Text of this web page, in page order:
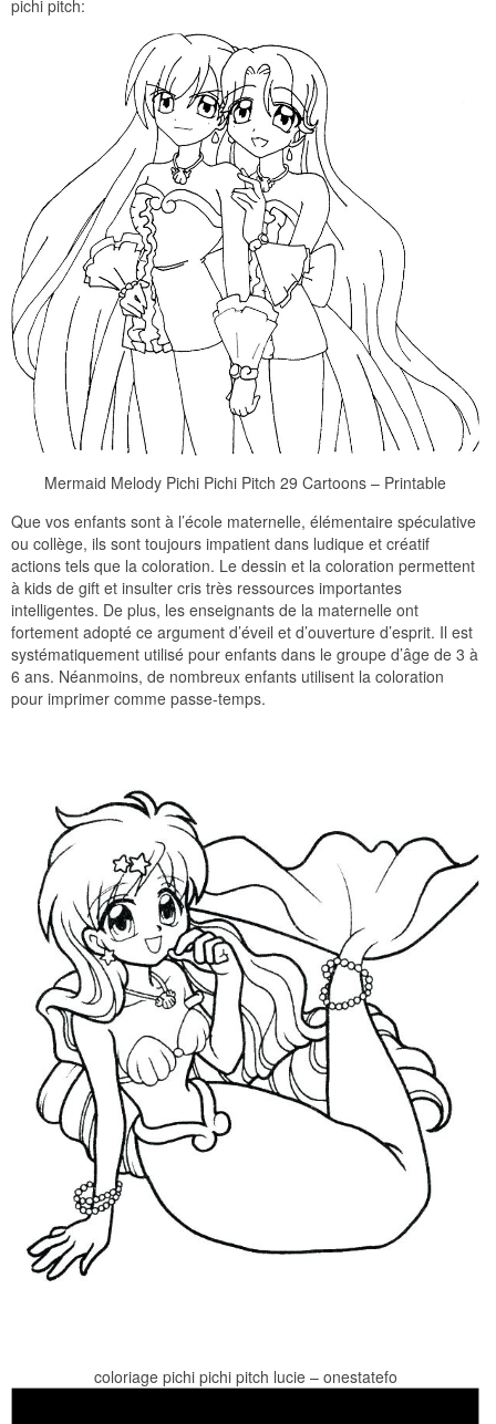
pichi pitch:
Mermaid Melody Pichi Pichi Pitch 29 Cartoons – Printable
Que vos enfants sont à l’école maternelle, élémentaire spéculative
ou collège, ils sont toujours impatient dans ludique et créatif
actions tels que la coloration. Le dessin et la coloration permettent
à kids de gift et insulter cris très ressources importantes
intelligentes. De plus, les enseignants de la maternelle ont
fortement adopté ce argument d’éveil et d’ouverture d’esprit. Il est
systématiquement utilisé pour enfants dans le groupe d’âge de 3 à
6 ans. Néanmoins, de nombreux enfants utilisent la coloration
pour imprimer comme passe-temps.
coloriage pichi pichi pitch lucie – onestatefo